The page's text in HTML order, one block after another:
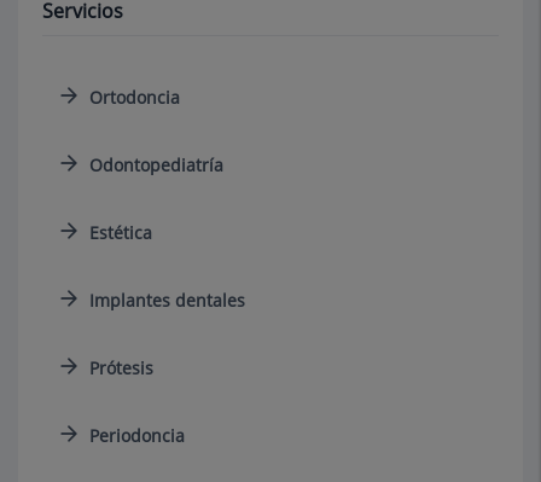
Servicios
Ortodoncia
Odontopediatría
Estética
Implantes dentales
Prótesis
Periodoncia